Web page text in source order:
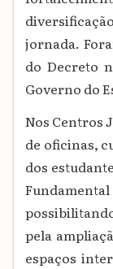
jornada.
do Decreto
Governo do
Nos Centros
de oficinas,
dos
Fundamental
pela
espaços